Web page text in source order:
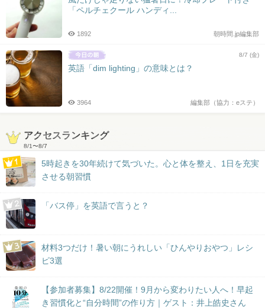
「ペルチェクール ハンディ...
朝時間.jp編集部
1892
8/7 (金)
英語「dim lighting」の意味とは？
編集部（協力：eステ）
3964
アクセスランキング
8/1〜8/7
5時起きを30年続けて気づいた。心と体を整え、1日を充実
させる朝習慣
「バス停」を英語で言うと？
材料3つだけ！暑い朝にうれしい「ひんやりおやつ」レシ
ピ3選
【参加者募集】8/22開催！9月から変わりたい人へ！早起
き習慣化と“自分時間”の作り方｜ゲスト：井上皓史さん